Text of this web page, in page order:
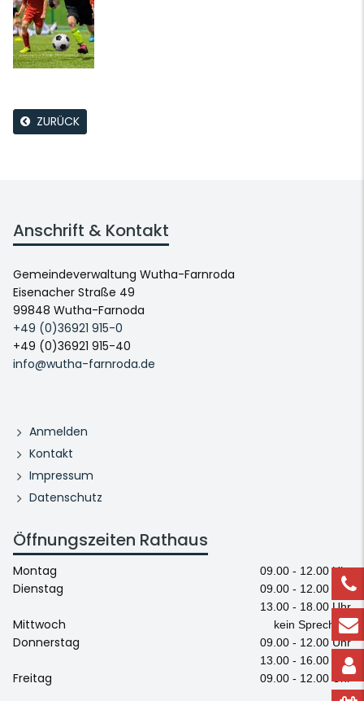
ZURÜCK
Anschrift & Kontakt
Gemeindeverwaltung Wutha-Farnroda
Eisenacher Straße 49
99848 Wutha-Farnoda
+49 (0)36921 915-0
+49 (0)36921 915-40
info@wutha-farnroda.de
Anmelden
Kontakt
Impressum
Datenschutz
Öffnungszeiten Rathaus
Montag 09.00 - 12.00 Uhr
Dienstag
09.00 - 12.00 Uhr
13.00 - 18.00 Uhr
Mittwoch kein Sprechtag
Donnerstag
09.00 - 12.00 Uhr
13.00 - 16.00 Uhr
Freitag 09.00 - 12.00 Uhr